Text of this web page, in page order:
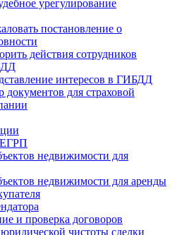
урегулирование
постановление о
действия сотрудников
интересов в ГИБДД
документов для страховой
недвижимости для
недвижимости для аренды
и проверка договоров
чистоты сделки